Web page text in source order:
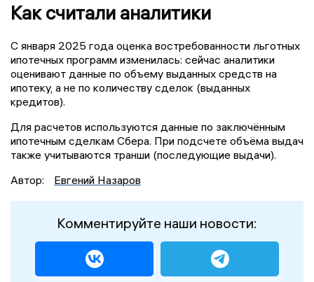
Как считали аналитики
С января 2025 года оценка востребованности льготных
ипотечных программ изменилась: сейчас аналитики
оценивают данные по объему выданных средств на
ипотеку, а не по количеству сделок (выданных
кредитов).
Для расчетов используются данные по заключённым
ипотечным сделкам Сбера. При подсчете объёма выдач
также учитываются транши (последующие выдачи).
Автор:
Евгений Назаров
Комментируйте наши новости: